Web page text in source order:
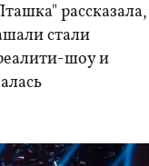
рассказала,
стали
шоу и